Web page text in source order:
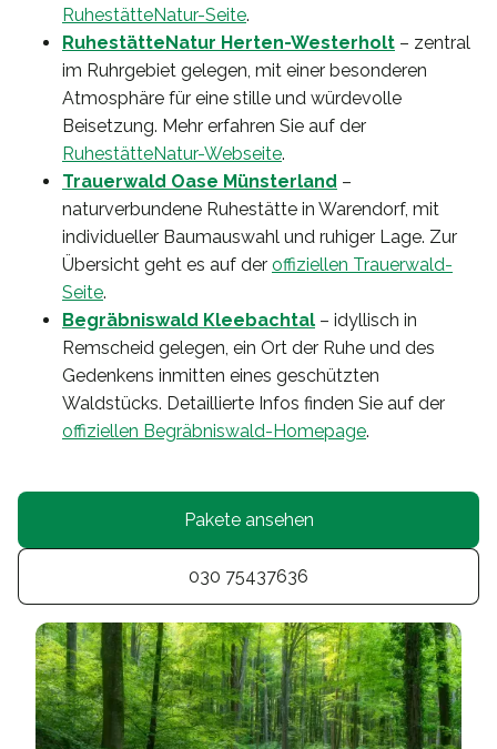
RuhestätteNatur-Seite.
RuhestätteNatur Herten-Westerholt – zentral
im Ruhrgebiet gelegen, mit einer besonderen
Atmosphäre für eine stille und würdevolle
Beisetzung. Mehr erfahren Sie auf der
RuhestätteNatur-Webseite.
Trauerwald Oase Münsterland –
naturverbundene Ruhestätte in Warendorf, mit
individueller Baumauswahl und ruhiger Lage. Zur
Übersicht geht es auf der offiziellen Trauerwald-
Seite.
Begräbniswald Kleebachtal – idyllisch in
Remscheid gelegen, ein Ort der Ruhe und des
Gedenkens inmitten eines geschützten
Waldstücks. Detaillierte Infos finden Sie auf der
offiziellen Begräbniswald-Homepage.
Pakete ansehen
030 75437636